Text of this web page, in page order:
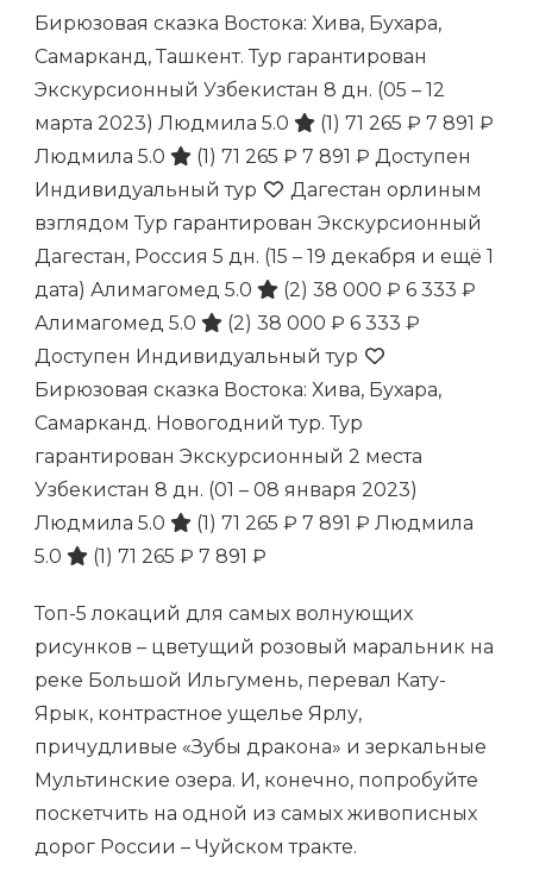
Бирюзовая сказка Востока: Хива, Бухара,
Самарканд, Ташкент. Тур гарантирован
Экскурсионный Узбекистан 8 дн. (05 – 12
марта 2023) Людмила 5.0 (1) 71 265 ₽ 7 891 ₽
Людмила 5.0
(1) 71 265 ₽ 7 891 ₽ Доступен
Индивидуальный тур
Дагестан орлиным
взглядом Тур гарантирован Экскурсионный
Дагестан, Россия 5 дн. (15 – 19 декабря и ещё 1
дата) Алимагомед 5.0 (2) 38 000 ₽ 6 333 ₽
Алимагомед 5.0
(2) 38 000 ₽ 6 333 ₽
Доступен Индивидуальный тур
Бирюзовая сказка Востока: Хива, Бухара,
Самарканд. Новогодний тур. Тур
гарантирован Экскурсионный 2 места
Узбекистан 8 дн. (01 – 08 января 2023)
Людмила 5.0
(1) 71 265 ₽ 7 891 ₽ Людмила
5.0
(1) 71 265 ₽ 7 891 ₽
Топ-5 локаций для самых волнующих
рисунков – цветущий розовый маральник на
реке Большой Ильгумень, перевал Кату-
Ярык, контрастное ущелье Ярлу,
причудливые «Зубы дракона» и зеркальные
Мультинские озера. И, конечно, попробуйте
поскетчить на одной из самых живописных
дорог России – Чуйском тракте.